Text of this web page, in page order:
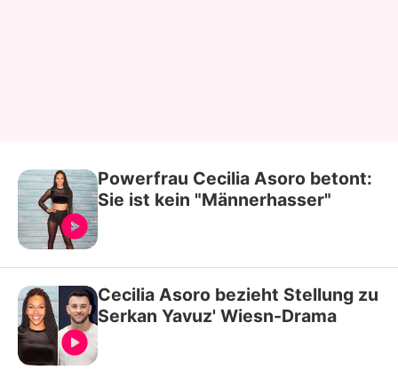
Powerfrau Cecilia Asoro betont:
Sie ist kein "Männerhasser"
Cecilia Asoro bezieht Stellung zu
Serkan Yavuz' Wiesn-Drama